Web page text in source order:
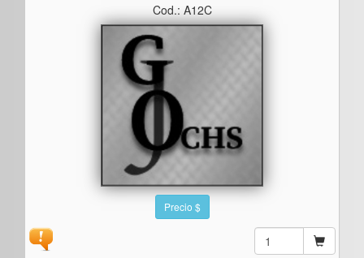
Cod.: A12C
Precio $